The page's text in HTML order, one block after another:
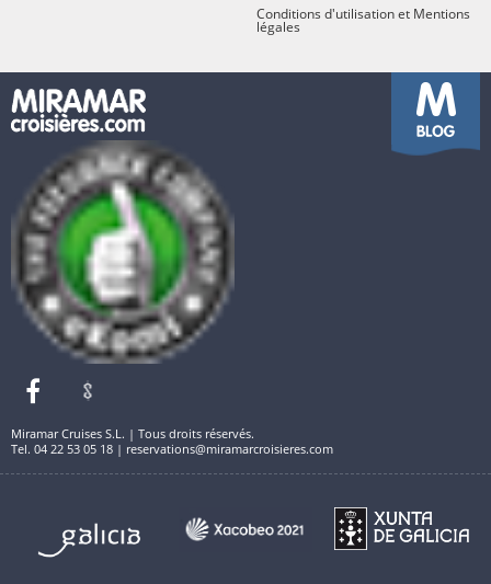
Conditions d'utilisation et Mentions
légales
Miramar Cruises S.L. | Tous droits réservés.
Tel. 04 22 53 05 18 | reservations@miramarcroisieres.com